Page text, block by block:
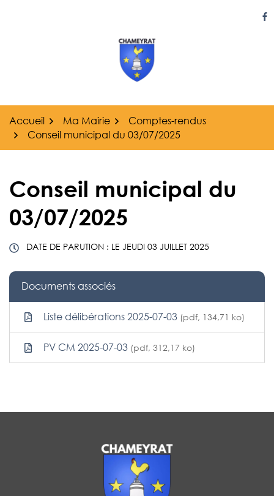
Accueil Ma Mairie
Comptes-rendus
Conseil municipal du 03/07/2025
Conseil municipal du
03/07/2025
DATE DE PARUTION : LE JEUDI 03 JUILLET 2025
Documents associés
Liste délibérations 2025-07-03 (pdf, 134,71 ko)
PV CM 2025-07-03 (pdf, 312,17 ko)